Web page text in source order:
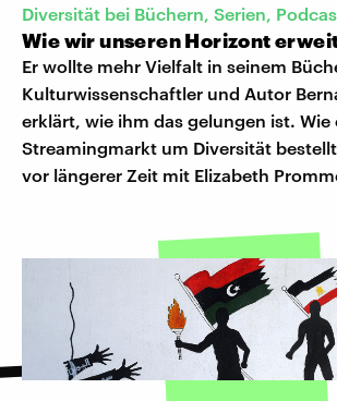
Diversität bei Büchern, Serien,
Wie wir unseren Horizont
Er wollte mehr Vielfalt in seinem
Kulturwissenschaftler und Autor
erklärt, wie ihm das gelungen ist. Wie
Streamingmarkt um Diversität
vor längerer Zeit mit Elizabeth